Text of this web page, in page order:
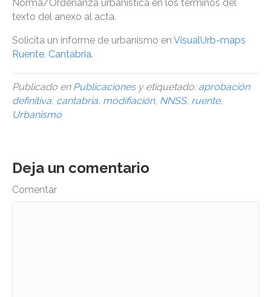
Norma/Ordenanza urbanística en los términos del
texto del anexo al acta.
Solicita un informe de urbanismo en VisualUrb-maps
Ruente, Cantabria.
Publicado en Publicacionesy etiquetado: aprobación
definitiva, cantabria, modifiación, NNSS, ruente,
Urbanismo
Deja un comentario
Comentar